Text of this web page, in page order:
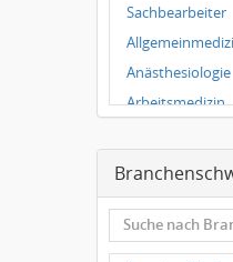
Bielefeld
Hannover
Duisburg
Sachbearbeiter
Anästhesiologie
Arbeitsmedizin
Chirurgie
Hals-Nasen-